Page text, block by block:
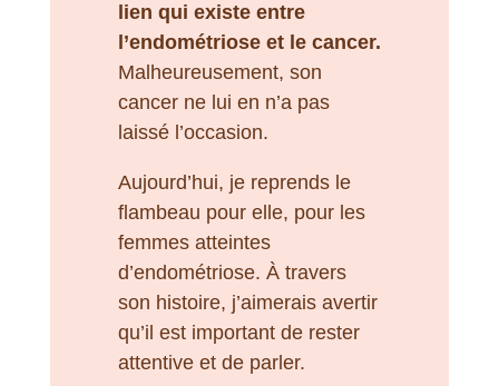
lien qui existe entre
l’endométriose et le cancer.
Malheureusement, son
cancer ne lui en n’a pas
laissé l’occasion.
Aujourd’hui, je reprends le
flambeau pour elle, pour les
femmes atteintes
d’endométriose. À travers
son histoire, j’aimerais avertir
qu’il est important de rester
attentive et de parler.